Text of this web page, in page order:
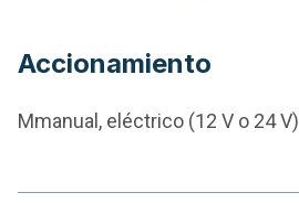
Accionamiento
Mmanual, eléctrico (12 V o 24 V)